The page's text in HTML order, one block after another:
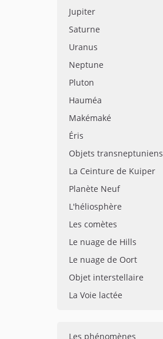
Jupiter
Saturne
Uranus
Neptune
Pluton
Hauméa
Makémaké
Éris
Objets transneptuniens
La Ceinture de Kuiper
Planète Neuf
L'héliosphère
Les comètes
Le nuage de Hills
Le nuage de Oort
Objet interstellaire
La Voie lactée
Les phénomènes